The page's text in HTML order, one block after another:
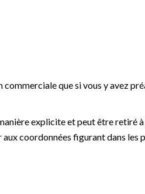
que si vous y avez
explicite et peut être retiré
coordonnées figurant dans les